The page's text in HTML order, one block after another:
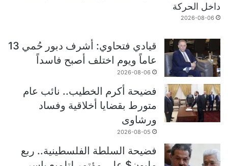
داخل الحركة
2026-08-06
قيادي فتحاوي: أشرف دبور حُمي 13
عاماً ويوم اختلف أصبح فاسداً
2026-08-06
فضيحة أكرم الخطيب.. نائب عام
متورط بقضايا أخلاقية وفساد
ورشاوى
2026-08-05
فضيحة السلطة الفلسطينية.. ربع